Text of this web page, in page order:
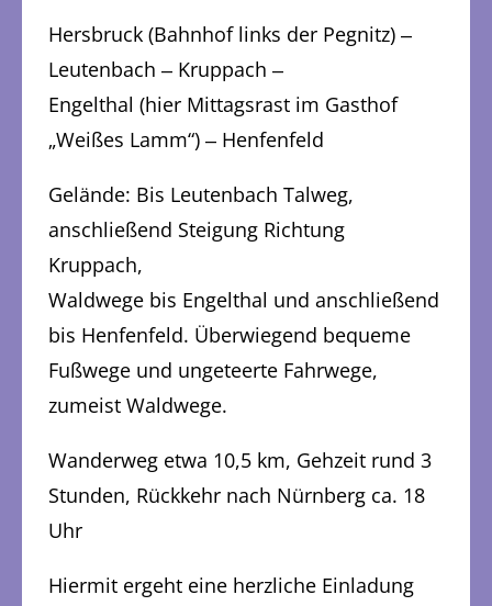
Hersbruck (Bahnhof links der Pegnitz) ‒
Leutenbach ‒ Kruppach ‒
Engelthal (hier Mittagsrast im Gasthof
„Weißes Lamm“) ‒ Henfenfeld
Gelände: Bis Leutenbach Talweg,
anschließend Steigung Richtung
Kruppach,
Waldwege bis Engelthal und anschließend
bis Henfenfeld. Überwiegend bequeme
Fußwege und ungeteerte Fahrwege,
zumeist Waldwege.
Wanderweg etwa 10,5 km, Gehzeit rund 3
Stunden, Rückkehr nach Nürnberg ca. 18
Uhr
Hiermit ergeht eine herzliche Einladung